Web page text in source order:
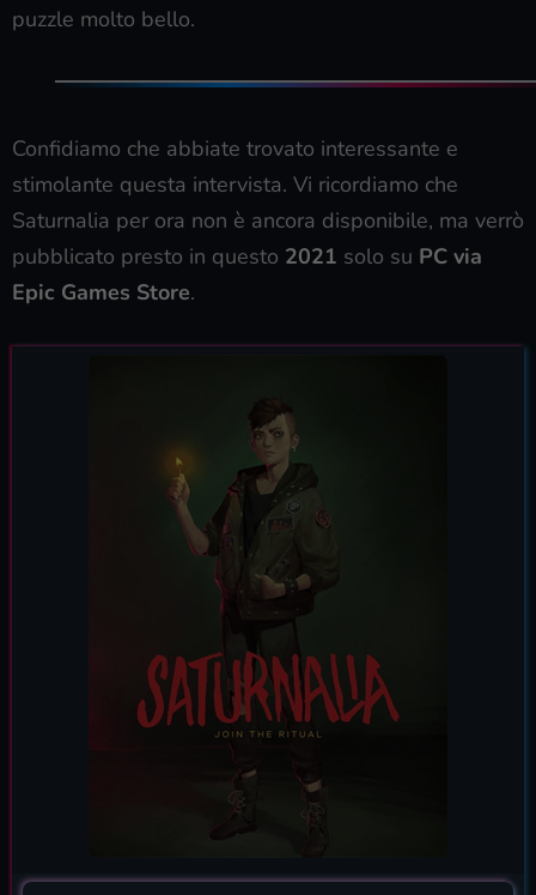
puzzle molto bello.
Confidiamo che abbiate trovato interessante e
stimolante questa intervista. Vi ricordiamo che
Saturnalia per ora non è ancora disponibile, ma verrò
pubblicato presto in questo 2021 solo su PC via
Epic Games Store.